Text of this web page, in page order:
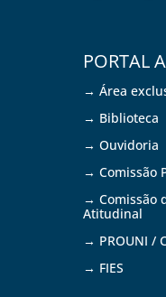
PORTAL
→ Área
→ Biblioteca
→ Ouvidoria
→ Comissão
→ Comissão
Atitudinal
→ PROUNI /
→ FIES